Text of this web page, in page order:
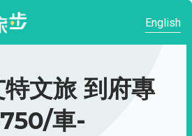
English
文旅 到府專
車-